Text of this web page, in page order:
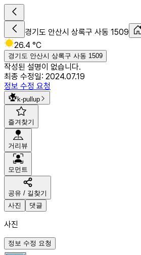
경기도 안산시 상록구 사동 1509
26.4 °C
경기도 안산시 상록구 사동 1509
작성된 설명이 없습니다.
최종 수정일: 2024.07.19
정보 수정 요청
k-pullup
즐겨찾기
거리뷰
모먼트
공유 / 길찾기
사진
댓글
사진
정보 수정 요청